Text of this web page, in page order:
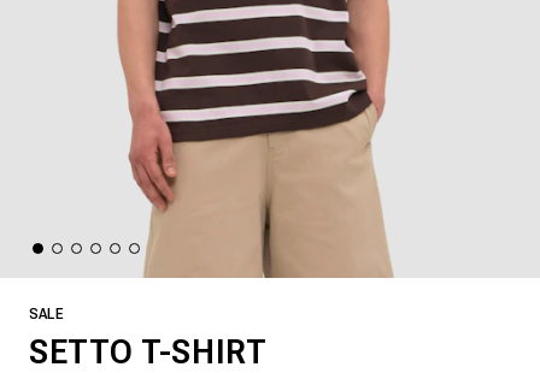
SALE
SETTO T-SHIRT